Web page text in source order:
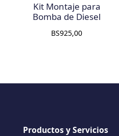
Kit Montaje para
Bomba de Diesel
BS925,00
Productos y Servicios